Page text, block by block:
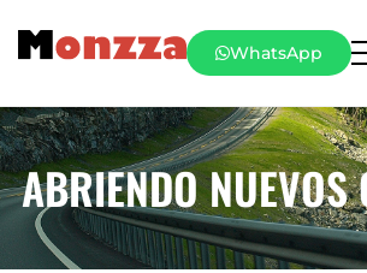
WhatsApp
ABRIENDO NUEVOS